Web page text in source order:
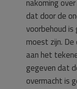
nakoming
dat door de
voorbehoud
moest zijn.
aan het
gegeven dat
overmacht is